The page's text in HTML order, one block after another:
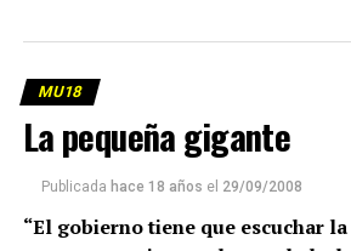
MU18
La pequeña gigante
Publicada hace 18 años el 29/09/2008
“El gobierno tiene que escuchar